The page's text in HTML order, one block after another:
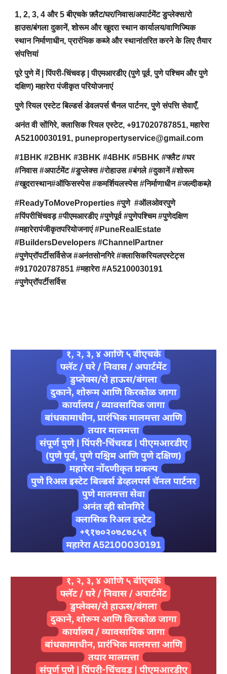
1, 2, 3, 4 और 5 बीएचके फ़्लैट/घर/निवास/अपार्टमेंट डुप्लेक्स/रो
हाउस/बंगला दुकानें, शोरूम और खुदरा स्थान कार्यालय/वाणिज्यिक
स्थान निर्माणाधीन, प्रारंभिक कब्जे और स्थानांतरित करने के लिए तैयार
संपत्तियां
पूरे पुणे में | पिंपरी-चिंचवड़ | पीएमआरडीए (पुणे पूर्व, पुणे पश्चिम और पुणे
दक्षिण) महारेरा पंजीकृत परियोजनाएं
पुणे रियल एस्टेट बिल्डर्स डेवलपर्स चैनल पार्टनर, पुणे संपत्ति सेवाएँ,
अनंत वी सोंगिरे, क्लासिक रियल एस्टेट, +917020787851, महारेरा
A52100030191, punepropertyservice@gmail.com
#1BHK #2BHK #3BHK #4BHK #5BHK #फ्लैट #घर
#निवास #अपार्टमेंट #डुप्लेक्स #रोहाउस #बंगले #दुकानें #शोरूम
#खुदरास्थान#ऑफिसस्पेस #कमर्शियलस्पेस #निर्माणाधीन #जल्दीकब्ज़े
#ReadyToMoveProperties #पुणे #ऑलओवरपुणे
#पिंपरीचिंचवड़ #पीएमआरडीए #पुणेपूर्व #पुणेपश्चिम #पुणेदक्षिण
#महारेरापंजीकृतपरियोजनाएं #PuneRealEstate
#BuildersDevelopers #ChannelPartner
#पुणेप्रॉपर्टीसर्विसेज #अनंतसोनगिरे #क्लासिकरियलएस्टेट्स
#917020787851 #महारेरा #A52100030191
#पुणेप्रॉपर्टीसर्विस